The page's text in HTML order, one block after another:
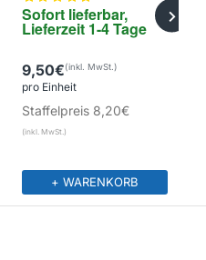
Sofort lieferbar,
Lieferzeit 1-4 Tage
9,50€
pro Einheit
Staffelpreis8,20€
+ WARENKORB